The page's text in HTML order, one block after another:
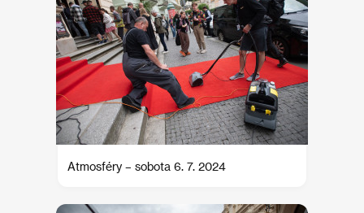
Atmosféry – sobota 6. 7. 2024